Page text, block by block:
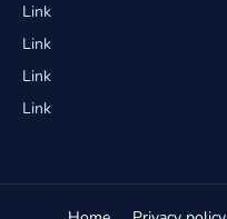
Link
Link
Link
Link